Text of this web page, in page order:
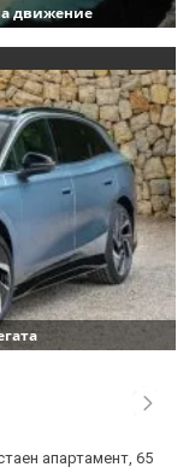
движение
апартамент, 65